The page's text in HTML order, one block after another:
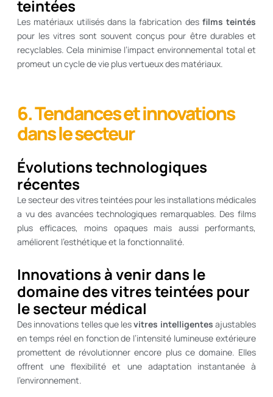
teintées
Les matériaux utilisés dans la fabrication des films teintés
pour les vitres sont souvent conçus pour être durables et
recyclables. Cela minimise l’impact environnemental total et
promeut un cycle de vie plus vertueux des matériaux.
6. Tendances et innovations
dans le secteur
Évolutions technologiques
récentes
Le secteur des vitres teintées pour les installations médicales
a vu des avancées technologiques remarquables. Des films
plus efficaces, moins opaques mais aussi performants,
améliorent l’esthétique et la fonctionnalité.
Innovations à venir dans le
domaine des vitres teintées pour
le secteur médical
Des innovations telles que lesvitres intelligentes ajustables
en temps réel en fonction de l’intensité lumineuse extérieure
promettent de révolutionner encore plus ce domaine. Elles
offrent une flexibilité et une adaptation instantanée à
l’environnement.